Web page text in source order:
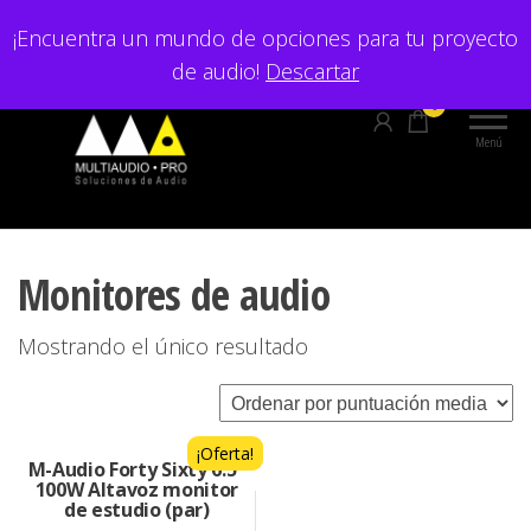
al¡Encuentra un mundo de opciones para tu proyecto
de audio! Descartar
Menú
0
Monitores de audio
Mostrando el único resultado
M-Audio Forty Sixty 6.5″
100W Altavoz monitor
de estudio (par)
¡Oferta!